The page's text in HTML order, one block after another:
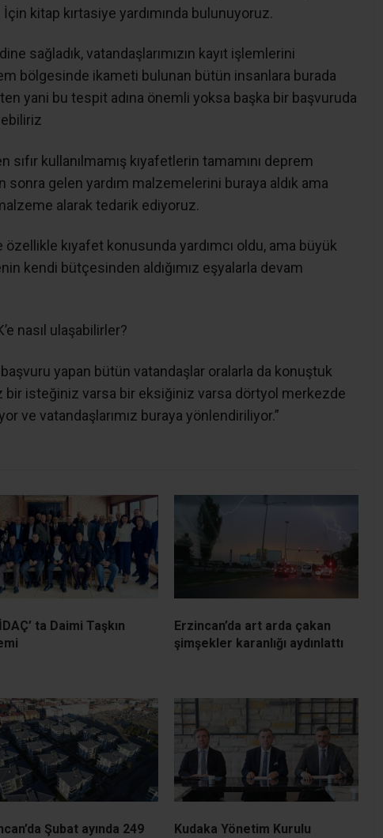
kitap kırtasiye yardımında bulunuyoruz.
sağladık, vatandaşlarımızın kayıt işlemlerini
bölgesinde ikameti bulunan bütün insanlara burada
yani bu tespit adına önemli yoksa başka bir başvuruda
sıfır kullanılmamış kıyafetlerin tamamını deprem
gelen yardım malzemelerini buraya aldık ama
alarak tedarik ediyoruz.
özellikle kıyafet konusunda yardımcı oldu, ama büyük
kendi bütçesinden aldığımız eşyalarla devam
nasıl ulaşabilirler?
başvuru yapan bütün vatandaşlar oralarla da konuştuk
bir isteğiniz varsa bir eksiğiniz varsa dörtyol merkezde
ve vatandaşlarımız buraya yönlendiriliyor.”
ta Daimi Taşkın
Erzincan’da art arda çakan
şimşekler karanlığı aydınlattı
Şubat ayında 249
Kudaka Yönetim Kurulu